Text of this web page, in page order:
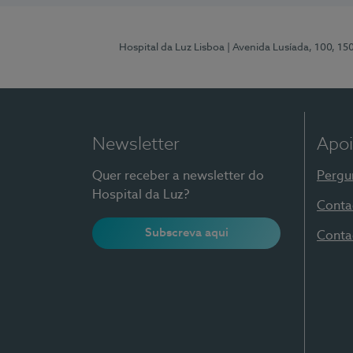
Hospital da Luz Lisboa | Avenida Lusíada, 100,
Newsletter
Quer receber a newsletter do
Hospital da Luz?
Subscreva aqui